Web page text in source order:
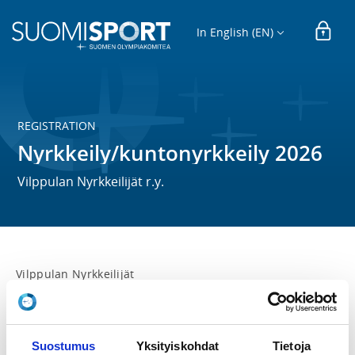
Suostumus Yksityiskohdat Tietoja
In English (EN)
REGISTRATION
Nyrkkeily/kuntonyrkkeily 2026
Vilppulan Nyrkkeilijät r.y.
Vilppulan Nyrkkeilijät
Kaikille yhteiset nyrkkeily / kuntonyrkkeilyharjoitukset